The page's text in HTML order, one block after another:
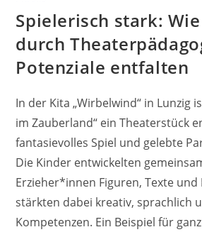
Spielerisch stark:
durch
Potenziale entfalten
In der Kita „Wirbelwind“ in Lunzig
im Zauberland“ ein Theaterstück
fantasievolles Spiel und gelebte
Die Kinder entwickelten
Erzieher*innen Figuren, Texte und
stärkten dabei kreativ, sprachlich
Kompetenzen. Ein Beispiel für